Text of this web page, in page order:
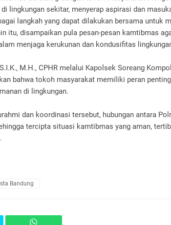
lingkungan sekitar, menyerap aspirasi dan
langkah yang dapat dilakukan bersama untuk
itu, disampaikan pula pesan-pesan kamtibmas
menjaga kerukunan dan kondusifitas
M.H., CPHR melalui Kapolsek Soreang
bahwa tokoh masyarakat memiliki peran
di lingkungan.
dan koordinasi tersebut, hubungan antara
tercipta situasi kamtibmas yang aman,
Bandung